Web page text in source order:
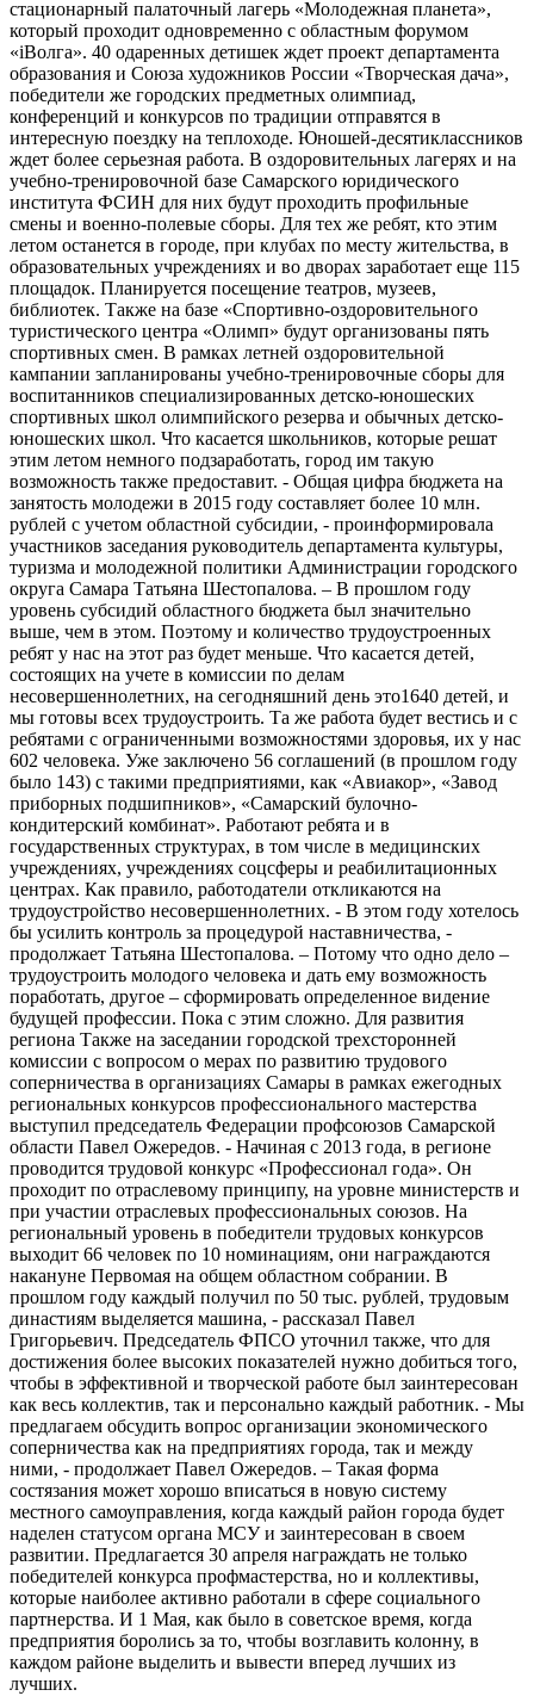
стационарный палаточный лагерь «Молодежная планета»,
который проходит одновременно с областным форумом
«iВолга». 40 одаренных детишек ждет проект департамента
образования и Союза художников России «Творческая дача»,
победители же городских предметных олимпиад,
конференций и конкурсов по традиции отправятся в
интересную поездку на теплоходе. Юношей-десятиклассников
ждет более серьезная работа. В оздоровительных лагерях и на
учебно-тренировочной базе Самарского юридического
института ФСИН для них будут проходить профильные
смены и военно-полевые сборы. Для тех же ребят, кто этим
летом останется в городе, при клубах по месту жительства, в
образовательных учреждениях и во дворах заработает еще 115
площадок. Планируется посещение театров, музеев,
библиотек. Также на базе «Спортивно-оздоровительного
туристического центра «Олимп» будут организованы пять
спортивных смен. В рамках летней оздоровительной
кампании запланированы учебно-тренировочные сборы для
воспитанников специализированных детско-юношеских
спортивных школ олимпийского резерва и обычных детско-
юношеских школ. Что касается школьников, которые решат
этим летом немного подзаработать, город им такую
возможность также предоставит. - Общая цифра бюджета на
занятость молодежи в 2015 году составляет более 10 млн.
рублей с учетом областной субсидии, - проинформировала
участников заседания руководитель департамента культуры,
туризма и молодежной политики Администрации городского
округа Самара Татьяна Шестопалова. – В прошлом году
уровень субсидий областного бюджета был значительно
выше, чем в этом. Поэтому и количество трудоустроенных
ребят у нас на этот раз будет меньше. Что касается детей,
состоящих на учете в комиссии по делам
несовершеннолетних, на сегодняшний день это1640 детей, и
мы готовы всех трудоустроить. Та же работа будет вестись и с
ребятами с ограниченными возможностями здоровья, их у нас
602 человека. Уже заключено 56 соглашений (в прошлом году
было 143) с такими предприятиями, как «Авиакор», «Завод
приборных подшипников», «Самарский булочно-
кондитерский комбинат». Работают ребята и в
государственных структурах, в том числе в медицинских
учреждениях, учреждениях соцсферы и реабилитационных
центрах. Как правило, работодатели откликаются на
трудоустройство несовершеннолетних. - В этом году хотелось
бы усилить контроль за процедурой наставничества, -
продолжает Татьяна Шестопалова. – Потому что одно дело –
трудоустроить молодого человека и дать ему возможность
поработать, другое – сформировать определенное видение
будущей профессии. Пока с этим сложно. Для развития
региона Также на заседании городской трехсторонней
комиссии с вопросом о мерах по развитию трудового
соперничества в организациях Самары в рамках ежегодных
региональных конкурсов профессионального мастерства
выступил председатель Федерации профсоюзов Самарской
области Павел Ожередов. - Начиная с 2013 года, в регионе
проводится трудовой конкурс «Профессионал года». Он
проходит по отраслевому принципу, на уровне министерств и
при участии отраслевых профессиональных союзов. На
региональный уровень в победители трудовых конкурсов
выходит 66 человек по 10 номинациям, они награждаются
накануне Первомая на общем областном собрании. В
прошлом году каждый получил по 50 тыс. рублей, трудовым
династиям выделяется машина, - рассказал Павел
Григорьевич. Председатель ФПСО уточнил также, что для
достижения более высоких показателей нужно добиться того,
чтобы в эффективной и творческой работе был заинтересован
как весь коллектив, так и персонально каждый работник. - Мы
предлагаем обсудить вопрос организации экономического
соперничества как на предприятиях города, так и между
ними, - продолжает Павел Ожередов. – Такая форма
состязания может хорошо вписаться в новую систему
местного самоуправления, когда каждый район города будет
наделен статусом органа МСУ и заинтересован в своем
развитии. Предлагается 30 апреля награждать не только
победителей конкурса профмастерства, но и коллективы,
которые наиболее активно работали в сфере социального
партнерства. И 1 Мая, как было в советское время, когда
предприятия боролись за то, чтобы возглавить колонну, в
каждом районе выделить и вывести вперед лучших из
лучших.